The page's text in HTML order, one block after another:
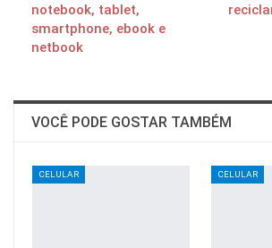
notebook, tablet,
smartphone, ebook e
netbook
VOCÊ PODE GOSTAR TAMBÉM
CELULAR CELULAR